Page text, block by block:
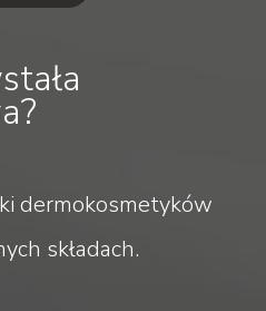
dermokosmetyków
składach.